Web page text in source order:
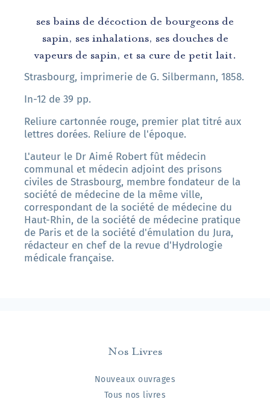
ses bains de décoction de bourgeons de
sapin, ses inhalations, ses douches de
vapeurs de sapin, et sa cure de petit lait.
Strasbourg, imprimerie de G. Silbermann, 1858.
In-12 de 39 pp.
Reliure cartonnée rouge, premier plat titré aux
lettres dorées. Reliure de l'époque.
L'auteur le Dr Aimé Robert fût médecin
communal et médecin adjoint des prisons
civiles de Strasbourg, membre fondateur de la
société de médecine de la même ville,
correspondant de la société de médecine du
Haut-Rhin, de la société de médecine pratique
de Paris et de la société d'émulation du Jura,
rédacteur en chef de la revue d'Hydrologie
médicale française.
Nos Livres
Nouveaux ouvrages
Tous nos livres